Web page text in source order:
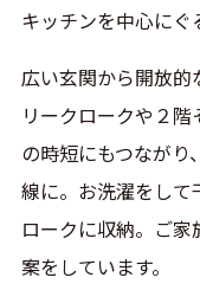
キッチンを中心にぐ
広い玄関から開放
リークロークや２
の時短にもつながり
線に。お洗濯をし
ロークに収納。ご
案をしています。